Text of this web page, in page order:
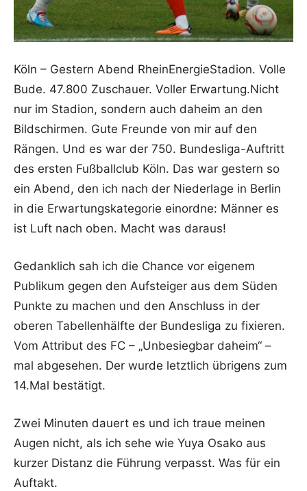
Köln – Gestern Abend RheinEnergieStadion. Volle
Bude. 47.800 Zuschauer. Voller Erwartung.Nicht
nur im Stadion, sondern auch daheim an den
Bildschirmen. Gute Freunde von mir auf den
Rängen. Und es war der 750. Bundesliga-Auftritt
des ersten Fußballclub Köln. Das war gestern so
ein Abend, den ich nach der Niederlage in Berlin
in die Erwartungskategorie einordne: Männer es
ist Luft nach oben. Macht was daraus!
Gedanklich sah ich die Chance vor eigenem
Publikum gegen den Aufsteiger aus dem Süden
Punkte zu machen und den Anschluss in der
oberen Tabellenhälfte der Bundesliga zu fixieren.
Vom Attribut des FC – „Unbesiegbar daheim“ –
mal abgesehen. Der wurde letztlich übrigens zum
14.Mal bestätigt.
Zwei Minuten dauert es und ich traue meinen
Augen nicht, als ich sehe wie Yuya Osako aus
kurzer Distanz die Führung verpasst. Was für ein
Auftakt.